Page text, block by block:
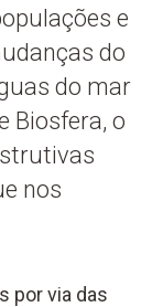
e
do
do mar
Biosfera, o
nos
por via das